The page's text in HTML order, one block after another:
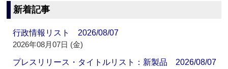
新着記事
行政情報リスト 2026/08/07
2026年08月07日 (金)
プレスリリース・タイトルリスト：新製品 2026/08/07